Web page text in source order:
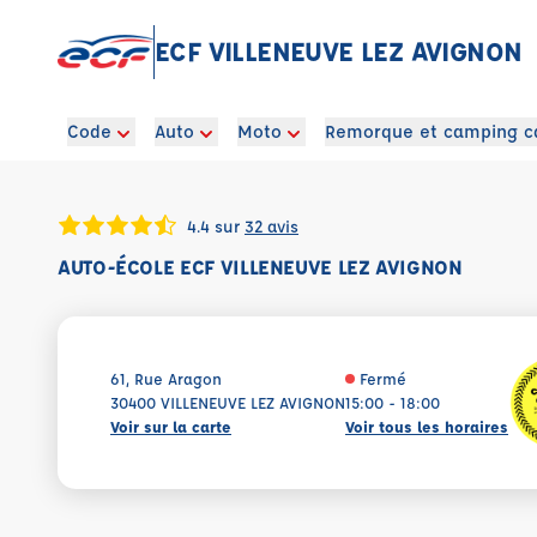
ECF VILLENEUVE LEZ AVIGNON
Code Auto Moto Remorque et camping
4.4 sur 32 avis
AUTO-ÉCOLE ECF VILLENEUVE LEZ AVIGNON
61, Rue Aragon
30400 VILLENEUVE LEZ AVIGNON
Voir sur la carte
Fermé
15:00 - 18:00
Voir tous les horaires